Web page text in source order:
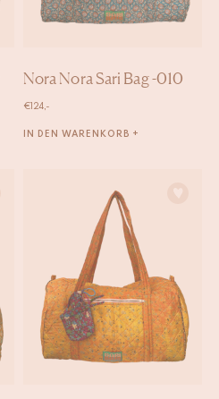
Nora Nora Sari Bag -010
€ 124,-
IN DEN WARENKORB +